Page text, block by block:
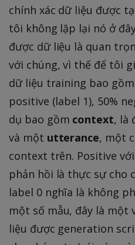
chính xác dữ liệu được
tôi không lặp lại nó ở
được dữ liệu là quan
với chúng, vì thế để tôi
dữ liệu training bao gồm
positive (label 1), 50%
dụ bao gồm context, là
và một utterance, một
context trên. Positive
phản hồi là thực sự cho
label 0 nghĩa là không
một số mẫu, đây là một
liệu được generation